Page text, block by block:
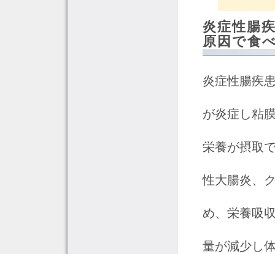
炎症性腸
原因で食
炎症性腸疾
が炎症し粘
栄養が摂取
性大腸炎、
め、栄養吸
量が減少し